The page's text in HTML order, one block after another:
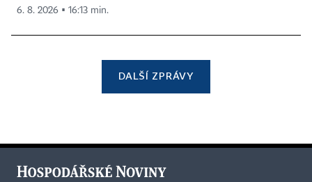
6. 8. 2026 ▪ 16:13 min.
DALŠÍ ZPRÁVY